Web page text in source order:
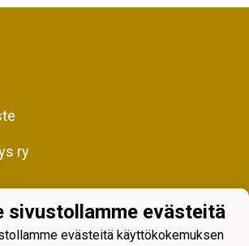
ry
2
sivustollamme evästeitä
evästeitä käyttökokemuksen